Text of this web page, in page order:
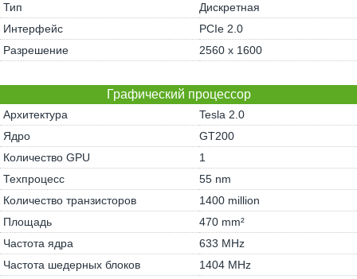
Тип
Дискретная
Интерфейс
PCIe 2.0
Разрешение
2560 x 1600
Графический процессор
Архитектура
Tesla 2.0
Ядро
GT200
Количество GPU
1
Техпроцесс
55 nm
Количество транзисторов
1400 million
Площадь
470 mm²
Частота ядра
633 MHz
Частота шедерных блоков
1404 MHz